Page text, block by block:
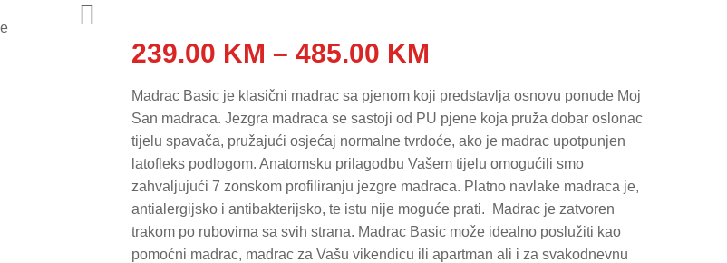
239.00 KM – 485.00 KM
range:
239.00 KM
through
485.00 KM
Madrac Basic je klasični madrac sa pjenom koji predstavlja osnovu ponude Moj
San madraca. Jezgra madraca se sastoji od PU pjene koja pruža dobar oslonac
tijelu spavača, pružajući osjećaj normalne tvrdoće, ako je madrac upotpunjen
latofleks podlogom. Anatomsku prilagodbu Vašem tijelu omogućili smo
zahvaljujući 7 zonskom profiliranju jezgre madraca. Platno navlake madraca je,
antialergijsko i antibakterijsko, te istu nije moguće prati. Madrac je zatvoren
trakom po rubovima sa svih strana. Madrac Basic može idealno poslužiti kao
pomoćni madrac, madrac za Vašu vikendicu ili apartman ali i za svakodnevnu